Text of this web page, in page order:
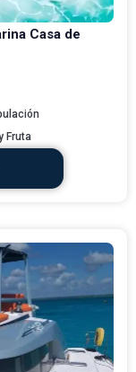
Casa de
Fruta